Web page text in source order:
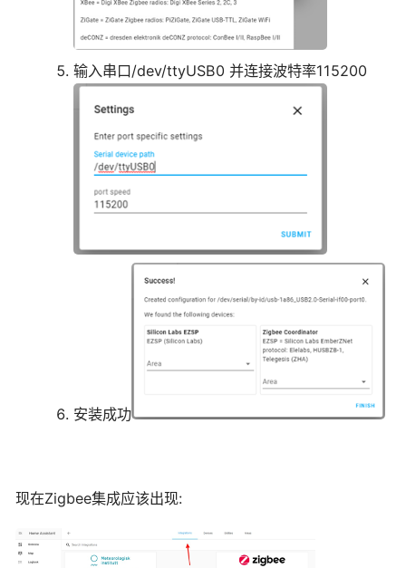
输入串口/dev/ttyUSB0 并连接波特率115200
安装成功
现在Zigbee集成应该出现: